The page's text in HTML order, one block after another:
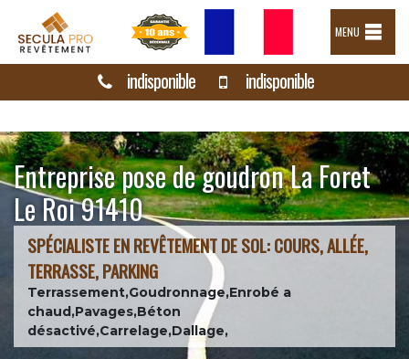
MENU
indisponible indisponible
Entreprise pose de goudron La Foret
Le Roi 91410
SPÉCIALISTE EN REVÊTEMENT DE SOL: COURS, ALLÉE,
TERRASSE, PARKING
Terrassement,Goudronnage,Enrobé a
chaud,Pavages,Béton
désactivé,Carrelage,Dallage,